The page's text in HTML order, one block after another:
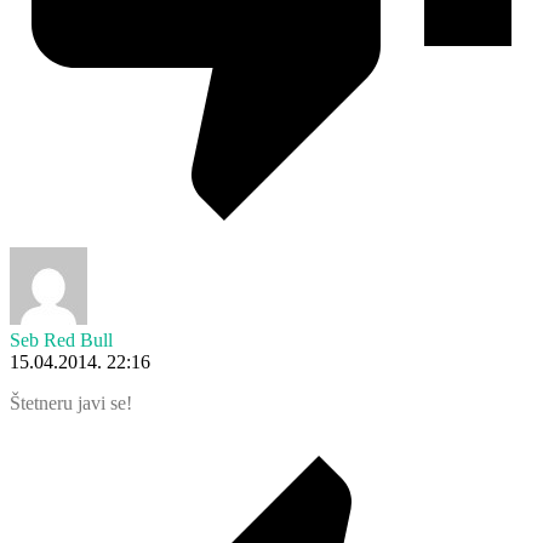
Seb Red Bull
15.04.2014. 22:16
Štetneru javi se!